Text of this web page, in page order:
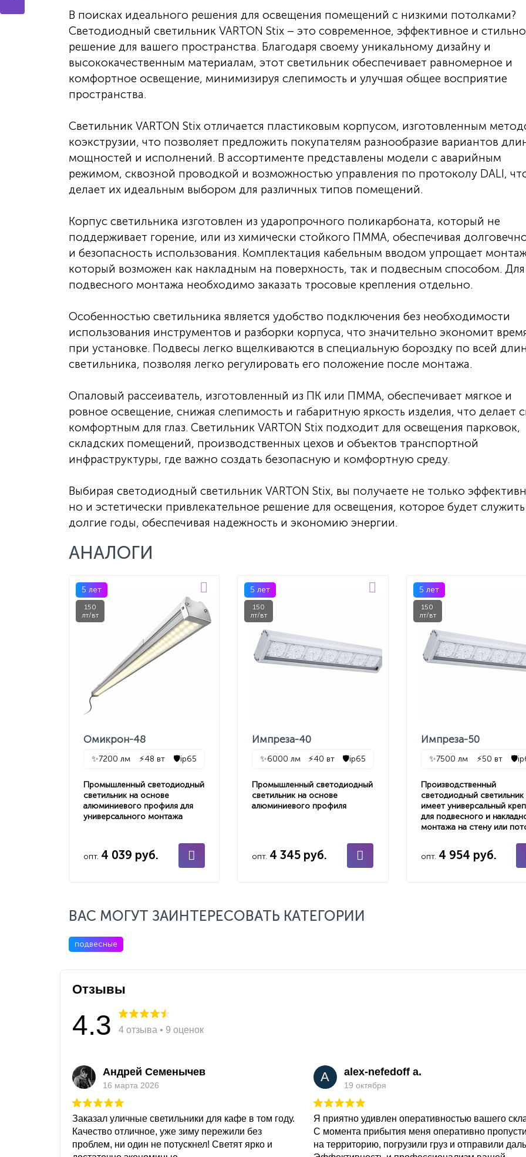
В поисках идеального решения для освещения помещений с низкими потолками?
Светодиодный светильник VARTON Stix – это современное, эффективное и
решение для вашего пространства. Благодаря своему уникальному дизайну и
высококачественным материалам, этот светильник обеспечивает равномерное и
комфортное освещение, минимизируя слепимость и улучшая общее восприятие
пространства.
Светильник VARTON Stix отличается пластиковым корпусом, изготовленным
коэкструзии, что позволяет предложить покупателям разнообразие вариантов
мощностей и исполнений. В ассортименте представлены модели с аварийным
режимом, сквозной проводкой и возможностью управления по протоколу DALI,
делает их идеальным выбором для различных типов помещений.
Корпус светильника изготовлен из ударопрочного поликарбоната, который не
поддерживает горение, или из химически стойкого ПММА, обеспечивая
и безопасность использования. Комплектация кабельным вводом упрощает
который возможен как накладным на поверхность, так и подвесным способом. Для
подвесного монтажа необходимо заказать тросовые крепления отдельно.
Особенностью светильника является удобство подключения без необходимости
использования инструментов и разборки корпуса, что значительно экономит
при установке. Подвесы легко вщелкиваются в специальную бороздку по всей
светильника, позволяя легко регулировать его положение после монтажа.
Опаловый рассеиватель, изготовленный из ПК или ПММА, обеспечивает мягкое и
ровное освещение, снижая слепимость и габаритную яркость изделия, что делает
комфортным для глаз. Светильник VARTON Stix подходит для освещения парковок,
складских помещений, производственных цехов и объектов транспортной
инфраструктуры, где важно создать безопасную и комфортную среду.
Выбирая светодиодный светильник VARTON Stix, вы получаете не только
но и эстетически привлекательное решение для освещения, которое будет
долгие годы, обеспечивая надежность и экономию энергии.
АНАЛОГИ
5 лет
150
лт/вт
Омикрон-48
✨7200 лм ⚡48 вт 🛡️ip65
Промышленный светодиодный
светильник на основе
алюминиевого профиля для
универсального монтажа
опт. 4 039 руб.
5 лет
150
лт/вт
Импреза-40
✨6000 лм ⚡40 вт 🛡️ip65
Промышленный светодиодный
светильник на основе
алюминиевого профиля
опт. 4 345 руб.
5 лет
150
лт/вт
Импреза-50
✨7500 лм ⚡50 вт 🛡️
Производственный
светодиодный светильник
имеет универсальный
для подвесного и
монтажа на стену или
опт. 4 954 руб.
ВАС МОГУТ ЗАИНТЕРЕСОВАТЬ КАТЕГОРИИ
подвесные
Отзывы
4.3 4 отзыва • 9 оценок
Андрей Семенычев
16 марта 2026
Заказал уличные светильники для кафе в том году.
Качество отличное, уже зиму пережили без
проблем, ни один не потускнел! Светят ярко и
A alex-nefedoff a.
19 октября
Я приятно удивлен оперативностью вашего
С момента прибытия меня оперативно
на территорию, погрузили груз и отправили